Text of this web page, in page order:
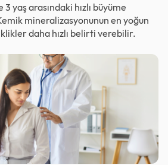
3 yaş arasındaki hızlı büyüme
mineralizasyonunun en yoğun
daha hızlı belirti verebilir.